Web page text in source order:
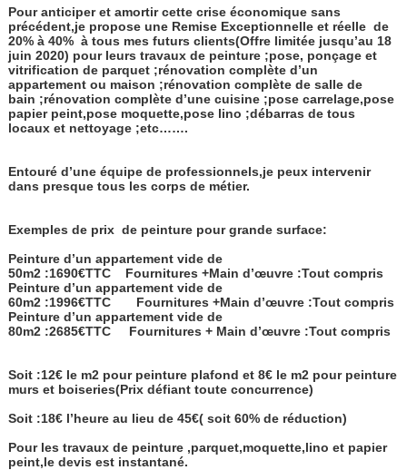
Pour anticiper et amortir cette crise économique sans
précédent,je propose une Remise Exceptionnelle et réelle de
20% à 40% à tous mes futurs clients(Offre limitée jusqu’au 18
juin 2020) pour leurs travaux de peinture ;pose, ponçage et
vitrification de parquet ;rénovation complète d’un
appartement ou maison ;rénovation complète de salle de
bain ;rénovation complète d’une cuisine ;pose carrelage,pose
papier peint,pose moquette,pose lino ;débarras de tous
locaux et nettoyage ;etc…….
Entouré d’une équipe de professionnels,je peux intervenir
dans presque tous les corps de métier.
Exemples de prix de peinture pour grande surface:
Peinture d’un appartement vide de
50m2 :1690€TTC
Fournitures +Main d’œuvre :Tout compris
Peinture d’un appartement vide de
60m2 :1996€TTC
Fournitures +Main d’œuvre :Tout compris
Peinture d’un appartement vide de
80m2 :2685€TTC
Fournitures + Main d’œuvre :Tout compris
Soit :12€ le m2 pour peinture plafond et 8€ le m2 pour peinture
murs et boiseries(Prix défiant toute concurrence)
Soit :18€ l’heure au lieu de 45€( soit 60% de réduction)
Pour les travaux de peinture ,parquet,moquette,lino et papier
peint,le devis est instantané.